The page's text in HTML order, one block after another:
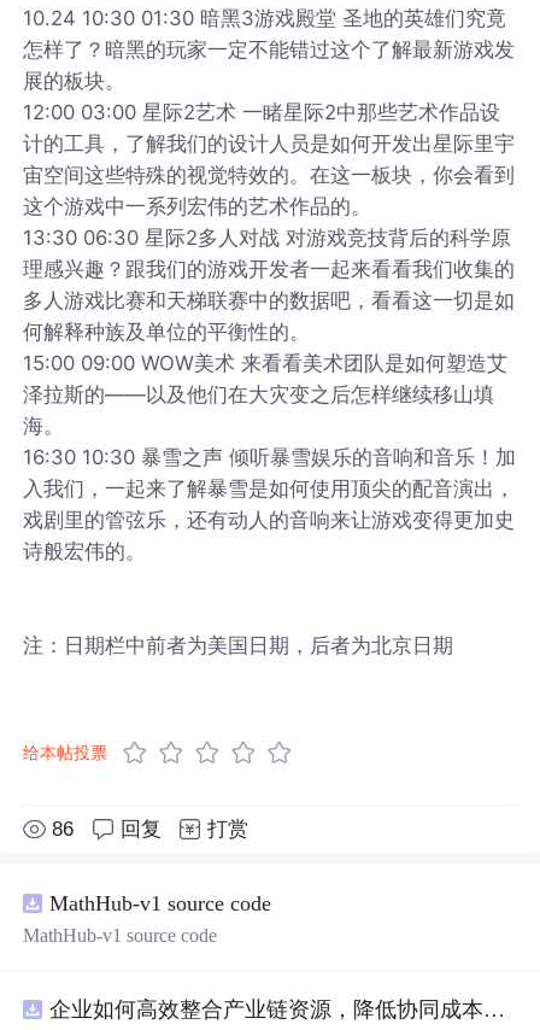
10.24 10:30 01:30 暗黑3游戏殿堂 圣地的英雄们究竟
怎样了？暗黑的玩家一定不能错过这个了解最新游戏发
展的板块。
12:00 03:00 星际2艺术 一睹星际2中那些艺术作品设
计的工具，了解我们的设计人员是如何开发出星际里宇
宙空间这些特殊的视觉特效的。在这一板块，你会看到
这个游戏中一系列宏伟的艺术作品的。
13:30 06:30 星际2多人对战 对游戏竞技背后的科学原
理感兴趣？跟我们的游戏开发者一起来看看我们收集的
多人游戏比赛和天梯联赛中的数据吧，看看这一切是如
何解释种族及单位的平衡性的。
15:00 09:00 WOW美术 来看看美术团队是如何塑造艾
泽拉斯的——以及他们在大灾变之后怎样继续移山填
海。
16:30 10:30 暴雪之声 倾听暴雪娱乐的音响和音乐！加
入我们，一起来了解暴雪是如何使用顶尖的配音演出，
戏剧里的管弦乐，还有动人的音响来让游戏变得更加史
诗般宏伟的。
注：日期栏中前者为美国日期，后者为北京日期
给本帖投票
86 回复 打赏
MathHub-v1 source code
MathHub-v1 source code
企业如何高效整合产业链资源，降低协同成本？.docx